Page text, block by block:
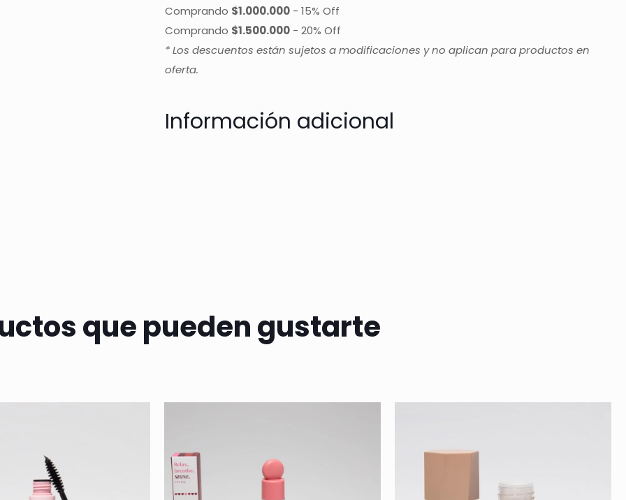
Comprando $1.000.000 - 15% Off
Comprando $1.500.000 - 20% Off
* Los descuentos están sujetos a modificaciones y no aplican para productos en
oferta.
Información adicional
que pueden gustarte